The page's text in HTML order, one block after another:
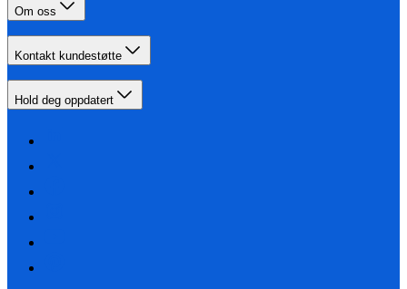
Om oss
Kontakt kundestøtte
Hold deg oppdatert